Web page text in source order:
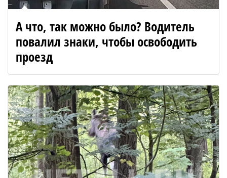
А что, так можно было? Водитель
повалил знаки, чтобы освободить
проезд